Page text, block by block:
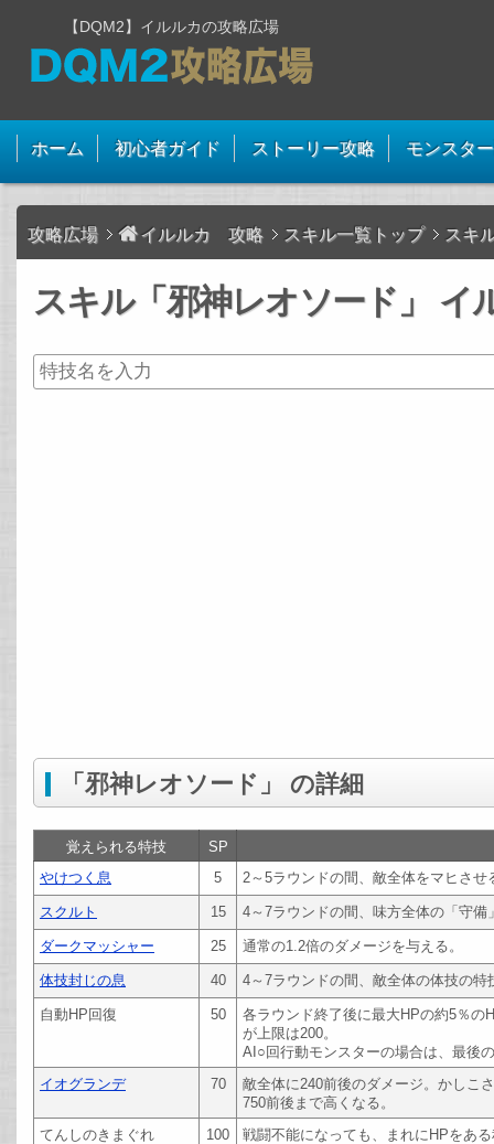
【DQM2】イルルカの攻略広場
ホーム 初心者ガイド ストーリー攻略 モンスタ
攻略広場 イルルカ 攻略 スキル一覧トップ スキ
スキル「邪神レオソード」 イ
「邪神レオソード」 の詳細
覚えられる特技
SP
やけつく息
5 2～5ラウンドの間、敵全体をマヒさせ
スクルト 15 4～7ラウンドの間、味方全体の「守備
ダークマッシャー 25 通常の1.2倍のダメージを与える。
体技封じの息 40 4～7ラウンドの間、敵全体の体技の特
自動HP回復 50
各ラウンド終了後に最大HPの約5％の
が上限は200。
AI○回行動モンスターの場合は、最後
イオグランデ
70
敵全体に240前後のダメージ。かしこ
750前後まで高くなる。
てんしのきまぐれ
100
戦闘不能になっても、まれにHPをあ